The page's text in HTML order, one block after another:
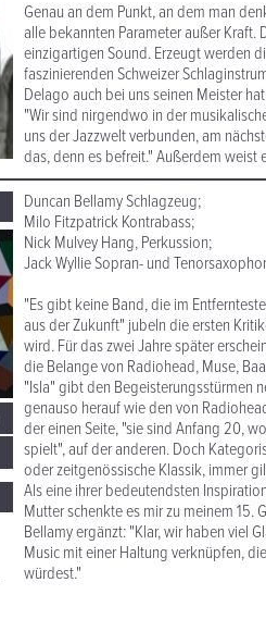
Genau an dem Punkt, an dem man
alle bekannten Parameter außer Kraft.
einzigartigen Sound. Erzeugt werden
faszinierenden Schweizer
Delago auch bei uns seinen Meister
"Wir sind nirgendwo in der
uns der Jazzwelt verbunden, am
das, denn es befreit." Außerdem weist
Duncan Bellamy Schlagzeug;
Milo Fitzpatrick Kontrabass;
Nick Mulvey Hang, Perkussion;
Jack Wyllie Sopran- und
"Es gibt keine Band, die im
aus der Zukunft" jubeln die ersten
wird. Für das zwei Jahre später
die Belange von Radiohead, Muse,
"Isla" gibt den Begeisterungsstürmen
genauso herauf wie den von
der einen Seite, "sie sind Anfang 20,
spielt", auf der anderen. Doch
oder zeitgenössische Klassik, immer
Als eine ihrer bedeutendsten
Mutter schenkte es mir zu meinem 15.
Bellamy ergänzt: "Klar, wir haben viel
Music mit einer Haltung verknüpfen,
würdest."